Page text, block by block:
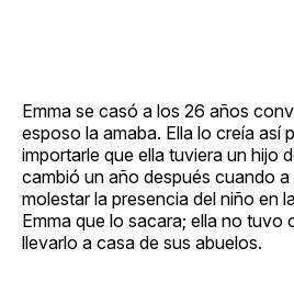
Emma se casó a los 26 años
esposo la amaba. Ella lo creía así
importarle que ella tuviera un hijo
cambió un año después cuando
molestar la presencia del niño en
Emma que lo sacara; ella no tuvo
llevarlo a casa de sus abuelos.